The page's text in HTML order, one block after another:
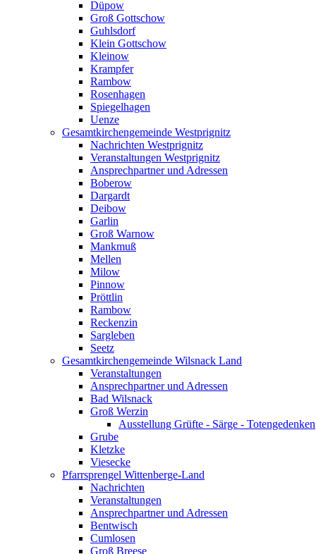
Düpow
Groß Gottschow
Guhlsdorf
Klein Gottschow
Kleinow
Krampfer
Rambow
Rosenhagen
Spiegelhagen
Uenze
Gesamtkirchengemeinde Westprignitz
Nachrichten Westprignitz
Veranstaltungen Westprignitz
Ansprechpartner und Adressen
Boberow
Dargardt
Deibow
Garlin
Groß Warnow
Mankmuß
Mellen
Milow
Pinnow
Pröttlin
Rambow
Reckenzin
Sargleben
Seetz
Gesamtkirchengemeinde Wilsnack Land
Veranstaltungen
Ansprechpartner und Adressen
Bad Wilsnack
Groß Werzin
Ausstellung Grüfte - Särge - Totengedenken
Grube
Kletzke
Viesecke
Pfarrsprengel Wittenberge-Land
Nachrichten
Veranstaltungen
Ansprechpartner und Adressen
Bentwisch
Cumlosen
Groß Breese